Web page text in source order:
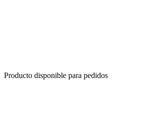
Producto disponible para pedidos